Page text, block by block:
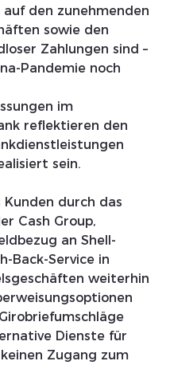
den zunehmenden
sowie den
Zahlungen sind –
Pandemie noch
im
reflektieren den
sein.
Kunden durch das
Cash Group,
an Shell-
Back-Service in
weiterhin
Dienste für
Zugang zum